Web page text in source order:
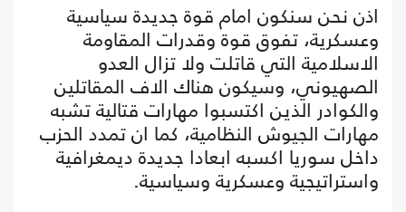
اذن نحن سنكون امام قوة جديدة سياسية
وعسكرية، تفوق قوة وقدرات المقاومة
الاسلامية التي قاتلت ولا تزال العدو
الصهيوني، وسيكون هناك الاف المقاتلين
والكوادر الذين اكتسبوا مهارات قتالية تشبه
مهارات الجيوش النظامية، كما ان تمدد الحزب
داخل سوريا اكسبه ابعادا جديدة ديمغرافية
واستراتيجية وعسكرية وسياسية.